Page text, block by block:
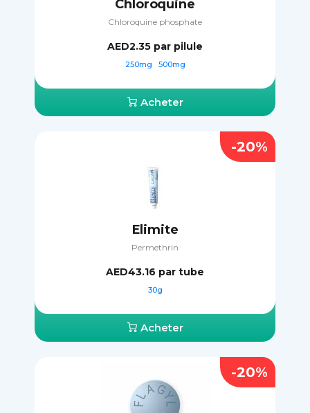
Chloroquine
Chloroquine phosphate
AED2.35 par pilule
250mg 500mg
Acheter
Elimite
Permethrin
AED43.16 par tube
30g
Acheter
-20%
-20%